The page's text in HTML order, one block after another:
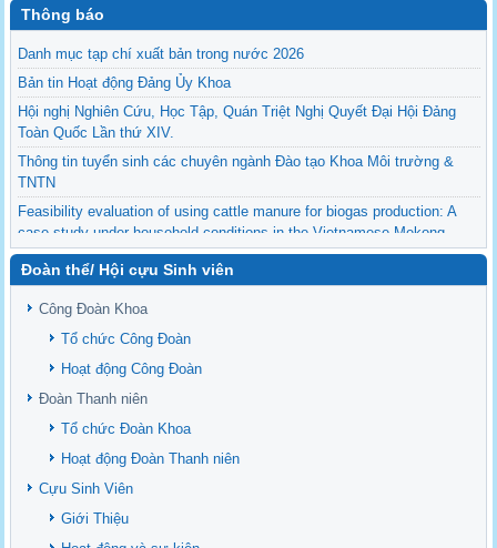
Thông báo
Danh mục tạp chí xuất bản trong nước 2026
Bản tin Hoạt động Đảng Ủy Khoa
Hội nghị Nghiên Cứu, Học Tập, Quán Triệt Nghị Quyết Đại Hội Đảng
Toàn Quốc Lần thứ XIV.
Thông tin tuyển sinh các chuyên ngành Đào tạo Khoa Môi trường &
TNTN
Feasibility evaluation of using cattle manure for biogas production: A
case study under household conditions in the Vietnamese Mekong
Delta
Sediment properties in flood-based farming systems in the Vietnamese
upstream Mekong Delta
Danh mục tạp chí xuất bản Quốc Tế 2026
Danh Mục các Đề Tài NCKH cấp Tỉnh năm 2024
Văn bản - Quy định
Ban chấp hành Đảng bộ khoa
Đoàn thể/ Hội cựu Sinh viên
Công Đoàn Khoa
Tổ chức Công Đoàn
Hoạt động Công Đoàn
Đoàn Thanh niên
Tổ chức Đoàn Khoa
Hoạt động Đoàn Thanh niên
Cựu Sinh Viên
Giới Thiệu